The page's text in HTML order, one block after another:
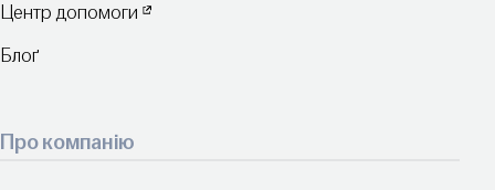
Центр допомоги
Блоґ
Про компанію